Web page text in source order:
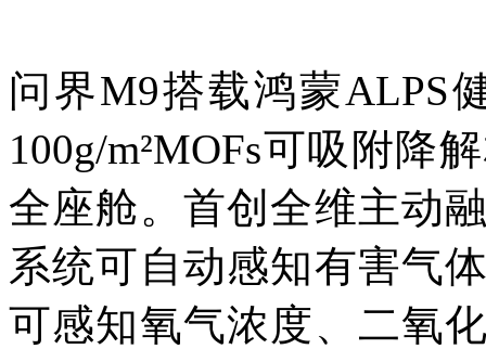
问界M9搭载鸿蒙ALPS
100g/m²MOFs可吸附降
全座舱。首创全维主动
系统可自动感知有害气
可感知氧气浓度、二氧